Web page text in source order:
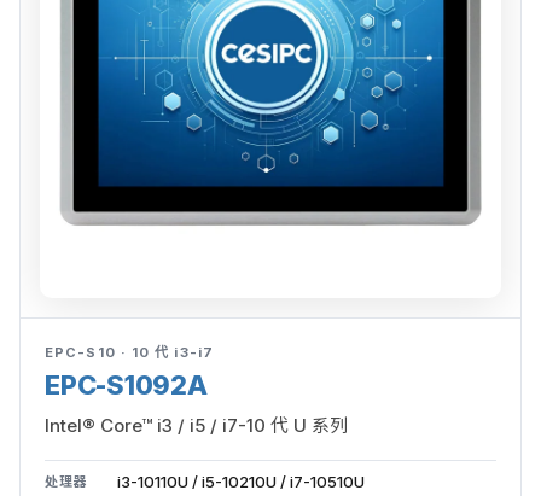
EPC-S10 · 10 代 i3-i7
EPC-S1092A
Intel® Core™ i3 / i5 / i7-10 代 U 系列
处理器 i3-10110U / i5-10210U / i7-10510U